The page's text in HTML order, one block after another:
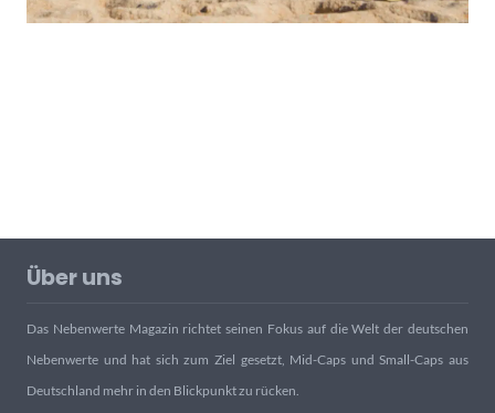
Über uns
Das Nebenwerte Magazin richtet seinen Fokus auf die Welt der deutschen
Nebenwerte und hat sich zum Ziel gesetzt, Mid-Caps und Small-Caps aus
Deutschland mehr in den Blickpunkt zu rücken.